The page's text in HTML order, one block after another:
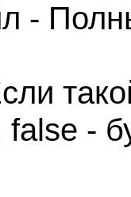
-
false -